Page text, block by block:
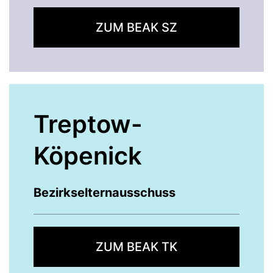
ZUM BEAK SZ
Treptow-
Köpenick
Bezirkselternausschuss
ZUM BEAK TK